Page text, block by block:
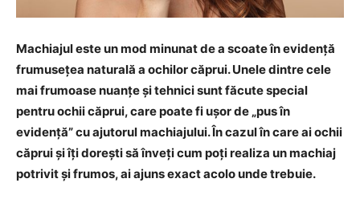
Machiajul este un mod minunat de a scoate în evidență
frumusețea naturală a ochilor căprui. Unele dintre cele
mai frumoase nuanțe și tehnici sunt făcute special
pentru ochii căprui, care poate fi ușor de „pus în
evidență” cu ajutorul machiajului. În cazul în care ai ochii
căprui și îți dorești să înveți cum poți realiza un machiaj
potrivit și frumos, ai ajuns exact acolo unde trebuie.